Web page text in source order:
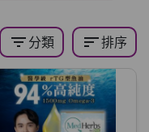
filter_list分類 sort排序